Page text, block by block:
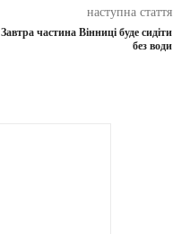
наступна стаття
Завтра частина Вінниці буде сидіти
без води